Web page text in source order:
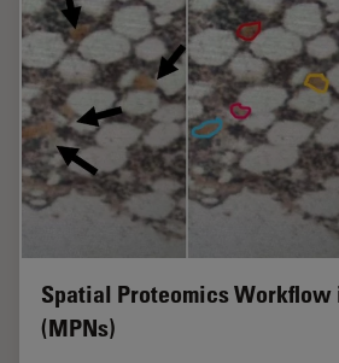
Spatial Proteomics Workflow
(MPNs)